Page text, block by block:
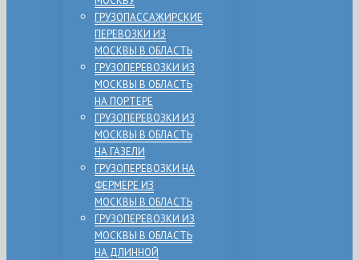
ГРУЗОПАССАЖИРСКИЕ
ПЕРЕВОЗКИ ИЗ
МОСКВЫ В ОБЛАСТЬ
ГРУЗОПЕРЕВОЗКИ ИЗ
МОСКВЫ В ОБЛАСТЬ
НА ПОРТЕРЕ
ГРУЗОПЕРЕВОЗКИ ИЗ
МОСКВЫ В ОБЛАСТЬ
НА ГАЗЕЛИ
ГРУЗОПЕРЕВОЗКИ НА
ФЕРМЕРЕ ИЗ
МОСКВЫ В ОБЛАСТЬ
ГРУЗОПЕРЕВОЗКИ ИЗ
МОСКВЫ В ОБЛАСТЬ
НА ДЛИННОЙ